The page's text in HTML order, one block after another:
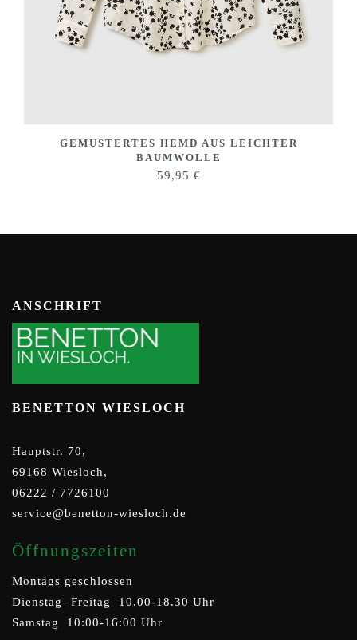
GEMUSTERTES HEMD AUS LEICHTER
BAUMWOLLE
59,95 €
ANSCHRIFT
BENETTON WIESLOCH
Hauptstr. 70,
69168 Wiesloch,
06222 / 7726100
service@benetton-wiesloch.de
Öffnungszeiten
Montags geschlossen
Dienstag- Freitag 10.00-18.30 Uhr
Samstag 10:00-16:00 Uhr